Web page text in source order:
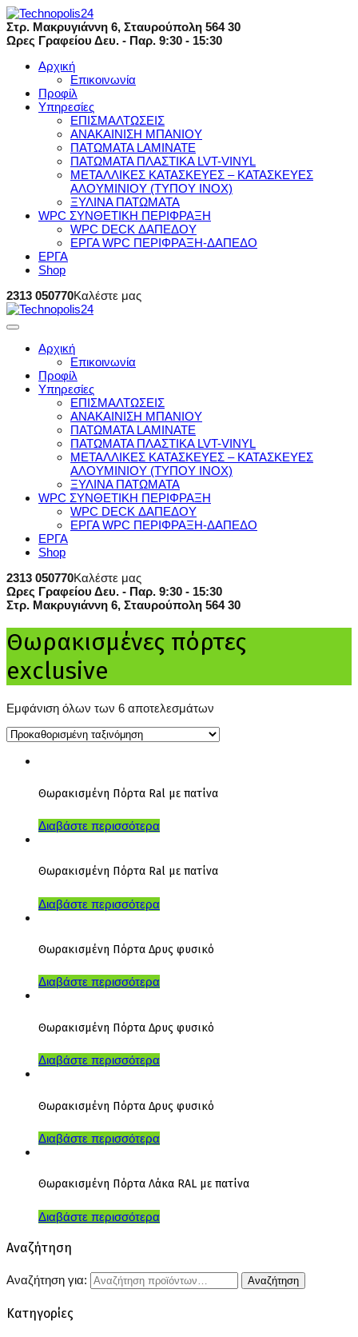
Στρ. Μακρυγιάννη 6, Σταυρούπολη 564 30
Ωρες Γραφείου Δευ. - Παρ. 9:30 - 15:30
Αρχική
Επικοινωνία
Προφίλ
Υπηρεσίες
ΕΠΙΣΜΑΛΤΩΣΕΙΣ
ΑΝΑΚΑΙΝΙΣΗ ΜΠΑΝΙΟΥ
ΠΑΤΩΜΑΤΑ LAMINATE
ΠΑΤΩΜΑΤΑ ΠΛΑΣΤΙΚΑ LVT-VINYL
ΜΕΤΑΛΛΙΚΕΣ ΚΑΤΑΣΚΕΥΕΣ – ΚΑΤΑΣΚΕΥΕΣ
ΑΛΟΥΜΙΝΙΟΥ (ΤΥΠΟΥ ΙΝΟΧ)
ΞΥΛΙΝΑ ΠΑΤΩΜΑΤΑ
WPC ΣΥΝΘΕΤΙΚΗ ΠΕΡΙΦΡΑΞΗ
WPC DECK ΔΑΠΕΔΟΥ
ΕΡΓΑ WPC ΠΕΡΙΦΡΑΞΗ-ΔΑΠΕΔΟ
ΕΡΓΑ
Shop
2313 050770Καλέστε μας
Αρχική
Επικοινωνία
Προφίλ
Υπηρεσίες
ΕΠΙΣΜΑΛΤΩΣΕΙΣ
ΑΝΑΚΑΙΝΙΣΗ ΜΠΑΝΙΟΥ
ΠΑΤΩΜΑΤΑ LAMINATE
ΠΑΤΩΜΑΤΑ ΠΛΑΣΤΙΚΑ LVT-VINYL
ΜΕΤΑΛΛΙΚΕΣ ΚΑΤΑΣΚΕΥΕΣ – ΚΑΤΑΣΚΕΥΕΣ
ΑΛΟΥΜΙΝΙΟΥ (ΤΥΠΟΥ ΙΝΟΧ)
ΞΥΛΙΝΑ ΠΑΤΩΜΑΤΑ
WPC ΣΥΝΘΕΤΙΚΗ ΠΕΡΙΦΡΑΞΗ
WPC DECK ΔΑΠΕΔΟΥ
ΕΡΓΑ WPC ΠΕΡΙΦΡΑΞΗ-ΔΑΠΕΔΟ
ΕΡΓΑ
Shop
2313 050770Καλέστε μας
Ωρες Γραφείου Δευ. - Παρ. 9:30 - 15:30
Στρ. Μακρυγιάννη 6, Σταυρούπολη 564 30
Θωρακισμένες πόρτες
exclusive
Εμφάνιση όλων των 6 αποτελεσμάτων
Θωρακισμένη Πόρτα Ral με πατίνα
Διαβάστε περισσότερα
Θωρακισμένη Πόρτα Ral με πατίνα
Διαβάστε περισσότερα
Θωρακισμένη Πόρτα Δρυς φυσικό
Διαβάστε περισσότερα
Θωρακισμένη Πόρτα Δρυς φυσικό
Διαβάστε περισσότερα
Θωρακισμένη Πόρτα Δρυς φυσικό
Διαβάστε περισσότερα
Θωρακισμένη Πόρτα Λάκα RAL με πατίνα
Διαβάστε περισσότερα
Αναζήτηση
Αναζήτηση για:
Κατηγορίες